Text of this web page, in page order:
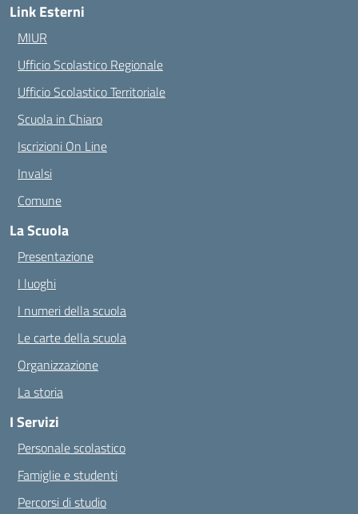
Link Esterni
MIUR
Ufficio Scolastico Regionale
Ufficio Scolastico Territoriale
Scuola in Chiaro
Iscrizioni On Line
Invalsi
Comune
La Scuola
Presentazione
I luoghi
I numeri della scuola
Le carte della scuola
Organizzazione
La storia
I Servizi
Personale scolastico
Famiglie e studenti
Percorsi di studio